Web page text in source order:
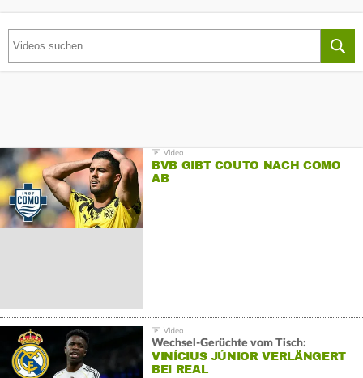
BVB GIBT COUTO NACH COMO
AB
Wechsel-Gerüchte vom Tisch:
VINÍCIUS JÚNIOR VERLÄNGERT
BEI REAL